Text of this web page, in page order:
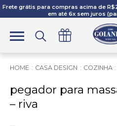
Frete grátis para compras acima de
em até 6x sem juros
CASA DESIGN COZINHA
pegador para
– riva